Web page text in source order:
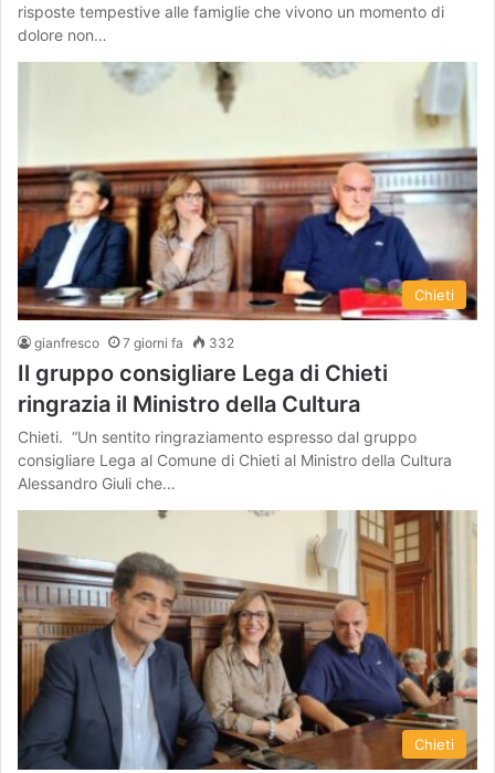
risposte tempestive alle famiglie che vivono un momento di
dolore non…
Chieti
gianfresco 7 giorni fa 332
Il gruppo consigliare Lega di Chieti
ringrazia il Ministro della Cultura
Chieti. “Un sentito ringraziamento espresso dal gruppo
consigliare Lega al Comune di Chieti al Ministro della Cultura
Alessandro Giuli che…
Chieti